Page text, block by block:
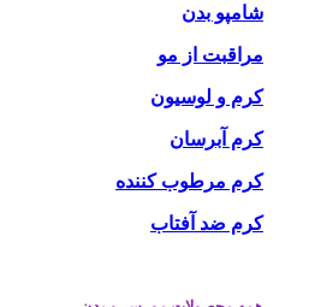
شامپو بدن
مراقبت از مو
کرم و لوسیون
کرم آبرسان
کرم مرطوب کننده
کرم ضد آفتاب